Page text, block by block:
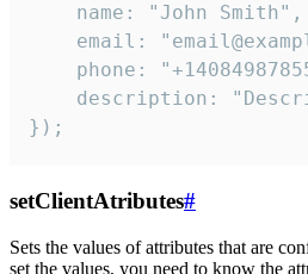
    name: "John Smith",
email:
phone:
description:
});
setClientAtributes#
Sets the values ​​of attributes that are
set the values, you need to know the